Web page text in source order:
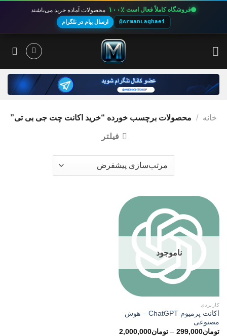
فروشگاه کاملاً فعال است ۱۰۰٪ محصولات آماده خرید می‌باشند
@ArmanLaghaei ارسال پیام در تلگرام
خانه / محصولات برچسب خورده “خرید اکانت چت جی بی تی”
فیلتر
ناموجود
کاربردی
اکانت پرمیوم ChatGPT – هوش
مصنوعی
تومان299,000
– تومان2,000,000محدوده